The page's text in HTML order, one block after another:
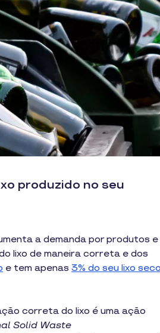
produzido no seu
a demanda por produtos e
lixo de maneira correta e dos
e tem apenas 3% do seu lixo seco
correta do lixo é uma ação
Solid Waste